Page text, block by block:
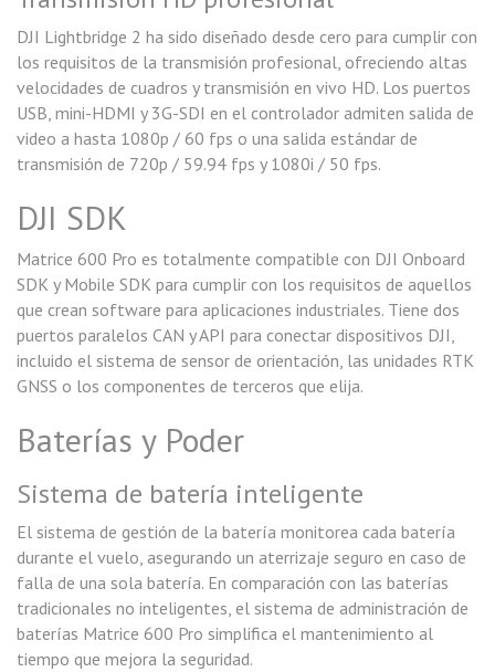
DJI Lightbridge 2 ha sido diseñado desde cero para cumplir con
los requisitos de la transmisión profesional, ofreciendo altas
velocidades de cuadros y transmisión en vivo HD. Los puertos
USB, mini-HDMI y 3G-SDI en el controlador admiten salida de
video a hasta 1080p / 60 fps o una salida estándar de
transmisión de 720p / 59.94 fps y 1080i / 50 fps.
DJI SDK
Matrice 600 Pro es totalmente compatible con DJI Onboard
SDK y Mobile SDK para cumplir con los requisitos de aquellos
que crean software para aplicaciones industriales. Tiene dos
puertos paralelos CAN y API para conectar dispositivos DJI,
incluido el sistema de sensor de orientación, las unidades RTK
GNSS o los componentes de terceros que elija.
Baterías y Poder
Sistema de batería inteligente
El sistema de gestión de la batería monitorea cada batería
durante el vuelo, asegurando un aterrizaje seguro en caso de
falla de una sola batería. En comparación con las baterías
tradicionales no inteligentes, el sistema de administración de
baterías Matrice 600 Pro simplifica el mantenimiento al
tiempo que mejora la seguridad.